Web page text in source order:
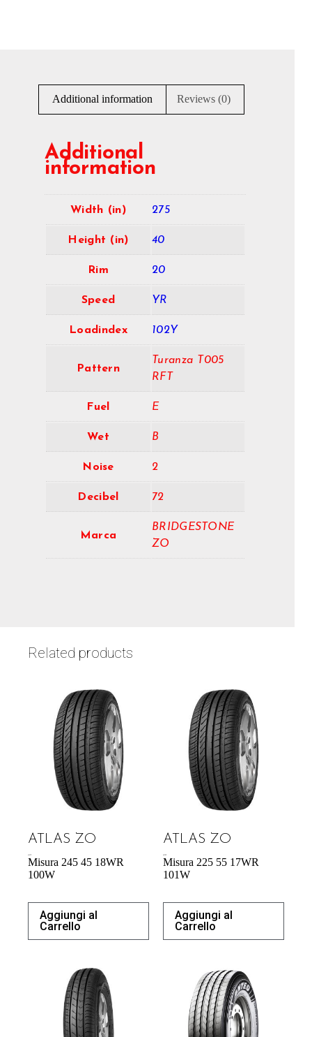
Additional information Reviews (0)
Additional
information
Width (in) 275
Height (in) 40
Rim 20
Speed YR
Loadindex 102Y
Pattern
Turanza T005
RFT
Fuel E
Wet B
Noise 2
Decibel 72
Marca
BRIDGESTONE
ZO
Related products
ATLAS ZO
Misura 245 45 18WR
100W
Aggiungi al
Carrello
ATLAS ZO
Misura 225 55 17WR
101W
Aggiungi al
Carrello